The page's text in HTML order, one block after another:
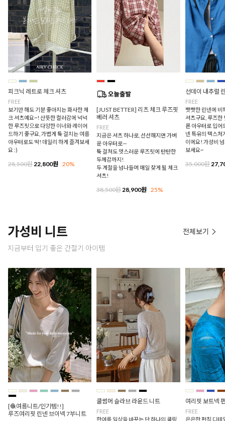
피크닉 레트로 체크 셔츠
FREE
보기만 해도 기분 좋아지는 화사한 체
크 셔츠예요~! 산뜻한 컬러감에 넉넉
한 루즈핏으로 다양한 이너와 레이어
드하기 좋구요, 가볍게 툭 걸치는 여름
아우터로도 딱! 데일리 하게 즐겨보세
요 :)
28,500원 22,800원 20%
[JUST BETTER] 리츠 체크 루즈핏
베러 셔츠
FREE
지금은 셔츠 하나로, 선선해지면 가벼
운 아우터로—
툭 걸쳐도 멋스러운 루즈핏에 탄탄한
두께감까지!
두 계절을 넘나들며 매일 찾게 될 체크
셔츠!
38,500원28,900원 25%
선데이 내추럴
FREE
빳빳한 린넨에 비
셔츠구요, 루즈한
론 아우터로 입어
넨 특유의 텍스처
이에요! 가성비
보세요~
35,000원
가성비 니트
지금부터 입기 좋은 간절기 아이템
전체보기
[🧶여름니트/인기템!!]
루즈여리핏 린넨 브이넥 7부니트
쿨썸머 슬라브 라운드 니트
FREE
한여름 일상을 바꾸는 단 하나의 쿨링
여리핏 보트넥
FREE
은은한 펀칭 디테